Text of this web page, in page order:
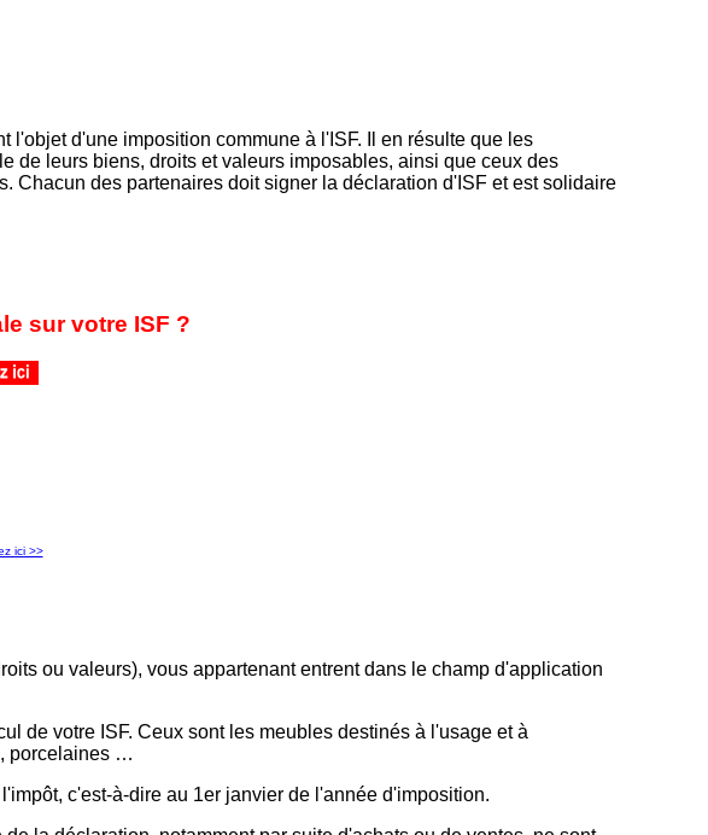
l'objet d'une imposition commune à l'ISF. Il en résulte que les
de leurs biens, droits et valeurs imposables, ainsi que ceux des
Chacun des partenaires doit signer la déclaration d'ISF et est solidaire
sur votre ISF ?
ici >>
ou valeurs), vous appartenant entrent dans le champ d'application
de votre ISF. Ceux sont les meubles destinés à l'usage et à
porcelaines …
c'est-à-dire au 1er janvier de l'année d'imposition.